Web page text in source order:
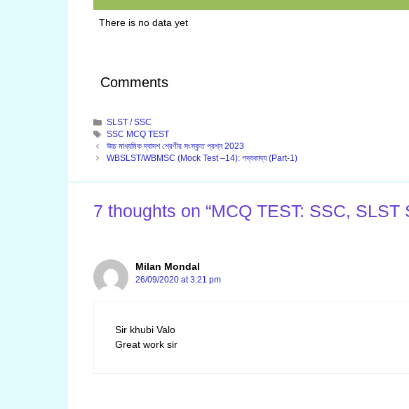
There is no data yet
Comments
Categories
SLST / SSC
Tags
SSC MCQ TEST
উচ্চ মাধ্যমিক দ্বাদশ শ্রেণীর সংস্কৃত প্রশ্ন 2023
WBSLST/WBMSC (Mock Test –14): গদ্যকাব্য (Part-1)
7 thoughts on “MCQ TEST: SSC, SLST
Milan Mondal
26/09/2020 at 3:21 pm
Sir khubi Valo
Great work sir